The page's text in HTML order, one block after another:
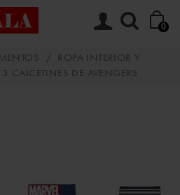
0
/
ROPA INTERIOR Y
3 CALCETINES DE AVENGERS